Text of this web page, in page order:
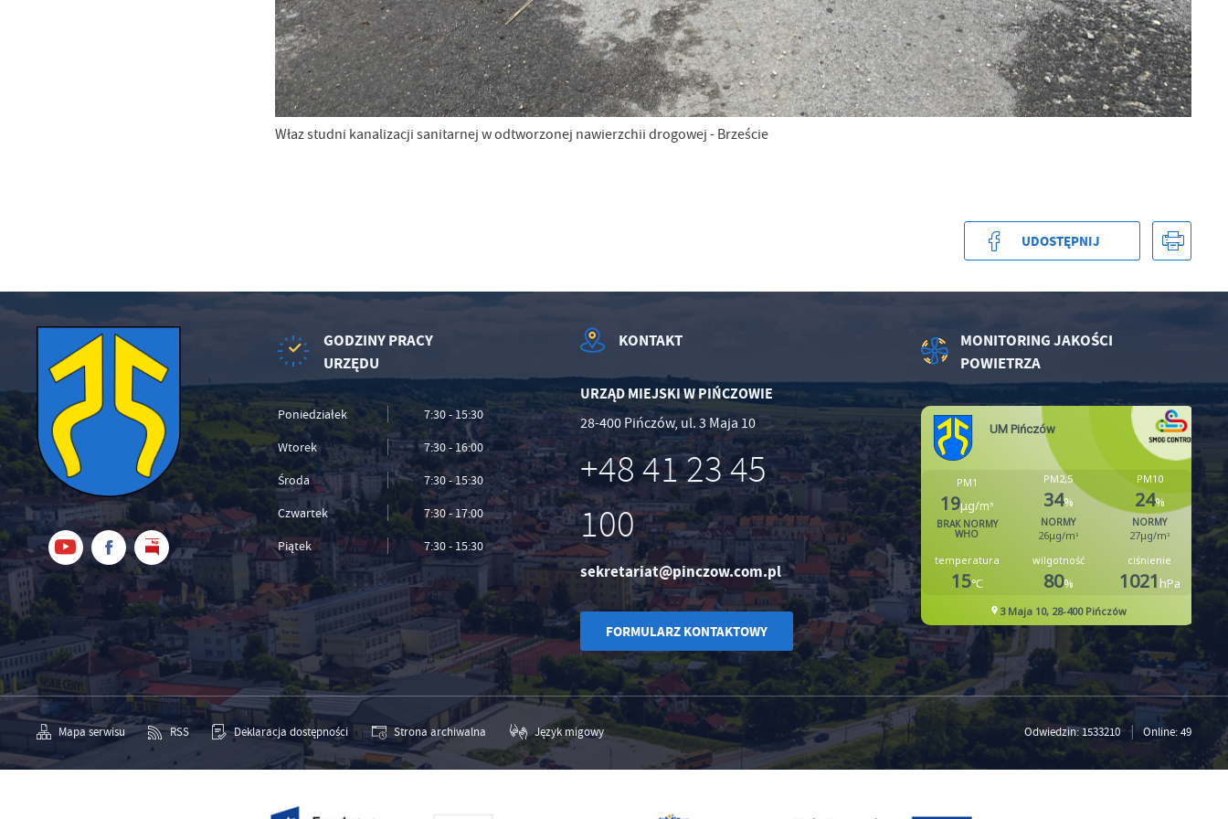
Właz studni kanalizacji sanitarnej w odtworzonej nawierzchii drogowej - Brzeście
UDOSTĘPNIJ
GODZINY PRACY
URZĘDU
Poniedziałek 7:30 - 15:30
Wtorek 7:30 - 16:00
Środa 7:30 - 15:30
Czwartek 7:30 - 17:00
Piątek 7:30 - 15:30
KONTAKT
URZĄD MIEJSKI W PIŃCZOWIE
28-400 Pińczów, ul. 3 Maja 10
+48 41 23 45
100
sekretariat@pinczow.com.pl
FORMULARZ KONTAKTOWY
MONITORING JAKOŚCI
POWIETRZA
Mapa serwisu RSS Deklaracja dostępności Strona archiwalna Język migowy Odwiedzin: 1533210 Online: 49